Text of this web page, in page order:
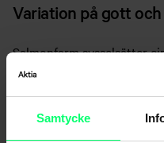
Samtycke
Variation på gott
Salmonfarm sysselsätter
Personalen har
veckoplanering för att
koordinerat och att de
helheten är däremot